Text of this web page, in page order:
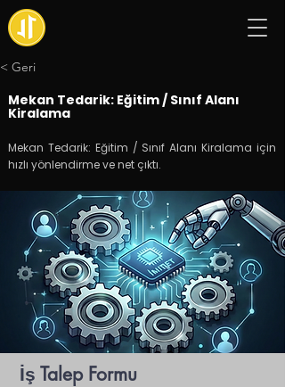
< Geri
Mekan Tedarik: Eğitim / Sınıf Alanı
Kiralama
Mekan Tedarik: Eğitim / Sınıf Alanı Kiralama için
hızlı yönlendirme ve net çıktı.
İş Talep Formu